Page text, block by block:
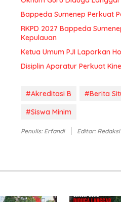
Bappeda Sumenep Perkuat
RKPD 2027 Bappeda
Kepulauan
Ketua Umum PJI Laporkan
Disiplin Aparatur Perkuat
#Akreditasi B #Berita
#Siswa Minim
Penulis: Erfandi Editor: Redaksi